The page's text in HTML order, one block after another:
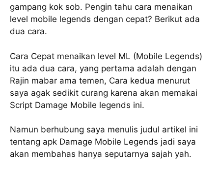
gampang kok sob. Pengin tahu cara menaikan
level mobile legends dengan cepat? Berikut ada
dua cara.
Cara Cepat menaikan level ML (Mobile Legends)
itu ada dua cara, yang pertama adalah dengan
Rajin mabar ama temen, Cara kedua menurut
saya agak sedikit curang karena akan memakai
Script Damage Mobile legends ini.
Namun berhubung saya menulis judul artikel ini
tentang apk Damage Mobile Legends jadi saya
akan membahas hanya seputarnya sajah yah.